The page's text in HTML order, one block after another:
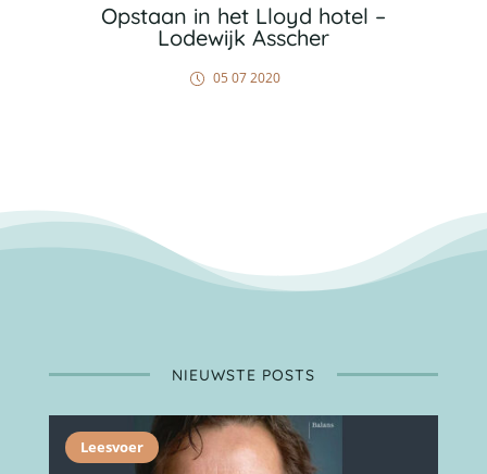
Opstaan in het Lloyd hotel –
Lodewijk Asscher
05 07 2020
NIEUWSTE POSTS
Leesvoer